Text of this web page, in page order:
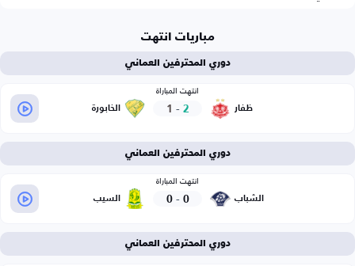
مباريات انتهت
دوري المحترفين العماني
ظفار
انتهت المباراة
2
-
1 الخابورة
دوري المحترفين العماني
الشباب
انتهت المباراة
0
-
0 السيب
دوري المحترفين العماني